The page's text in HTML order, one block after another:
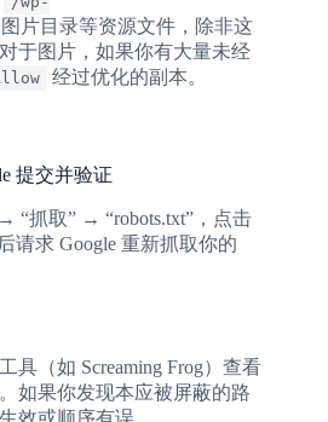
图片目录等资源文件，除非这
于图片，如果你有大量未经
经过优化的副本。
提交并验证
“抓取” → “robots.txt”，点击
请求 Google 重新抓取你的
具（如 Screaming Frog）查看
如果你发现本应被屏蔽的路
效或顺序有误。